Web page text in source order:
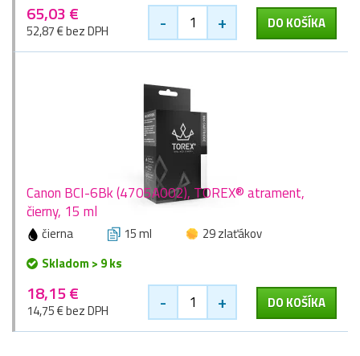
65,03 €
52,87 € bez DPH - + DO KOŠÍKA
Canon BCI-6Bk (4705A002), TOREX® atrament,
čierny, 15 ml
čierna 15 ml
29 zlaťákov
Skladom > 9 ks
18,15 €
14,75 € bez DPH - + DO KOŠÍKA